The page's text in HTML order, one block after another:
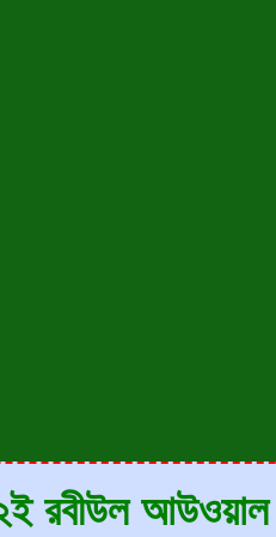
রবীউল আউওয়াল